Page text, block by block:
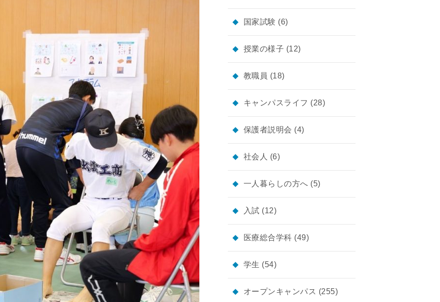
国家試験 (6)
授業の様子 (12)
教職員 (18)
キャンパスライフ (28)
保護者説明会 (4)
社会人 (6)
一人暮らしの方へ (5)
入試 (12)
医療総合学科 (49)
学生 (54)
オープンキャンパス (255)